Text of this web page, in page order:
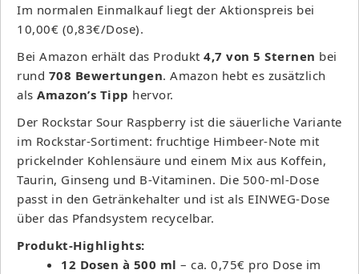
Im normalen Einmalkauf liegt der Aktionspreis bei
10,00€ (0,83€/Dose).
Bei Amazon erhält das Produkt 4,7 von 5 Sternen bei
rund 708 Bewertungen. Amazon hebt es zusätzlich
als Amazon’s Tipp hervor.
Der Rockstar Sour Raspberry ist die säuerliche Variante
im Rockstar-Sortiment: fruchtige Himbeer-Note mit
prickelnder Kohlensäure und einem Mix aus Koffein,
Taurin, Ginseng und B-Vitaminen. Die 500-ml-Dose
passt in den Getränkehalter und ist als EINWEG-Dose
über das Pfandsystem recycelbar.
Produkt-Highlights:
12 Dosen à 500 ml – ca. 0,75€ pro Dose im